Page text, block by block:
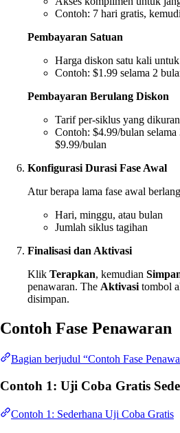
Contoh: 7 hari gratis,
Pembayaran Satuan
Harga diskon satu kali
Contoh: $1.99 selama 2
Pembayaran Berulang Diskon
Tarif per-siklus yang
Contoh: $4.99/bulan
$9.99/bulan
Konfigurasi Durasi Fase Awal
Atur berapa lama fase awal
Hari, minggu, atau bulan
Jumlah siklus tagihan
Finalisasi dan Aktivasi
Klik Terapkan, kemudian
penawaran. The Aktivasitombol
disimpan.
Contoh Fase Penawaran
Bagian berjudul “Contoh Fase
Contoh 1: Uji Coba Gratis
Contoh 1: Sederhana Uji Coba Gratis